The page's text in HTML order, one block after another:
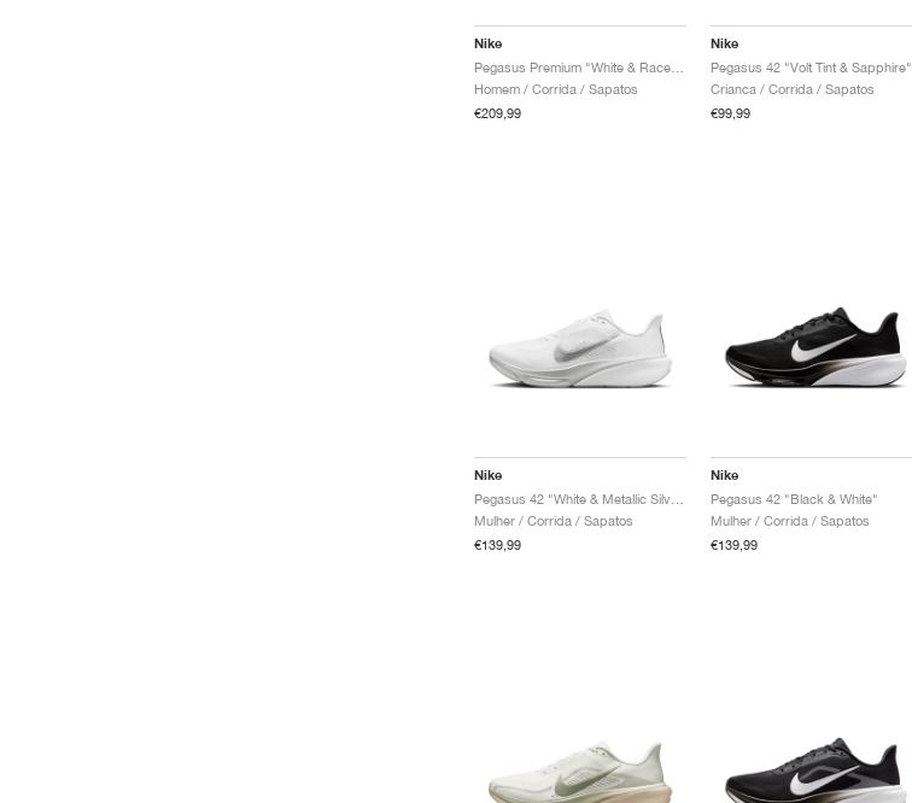
Nike
Homem / Corrida / Sapatos
€209,99
Nike
Pegasus 42 "Volt Tint & Sapphire"
Crianca / Corrida / Sapatos
€99,99
Nike
Mulher / Corrida / Sapatos
€139,99
Nike
Pegasus 42 "Black & White"
Mulher / Corrida / Sapatos
€139,99